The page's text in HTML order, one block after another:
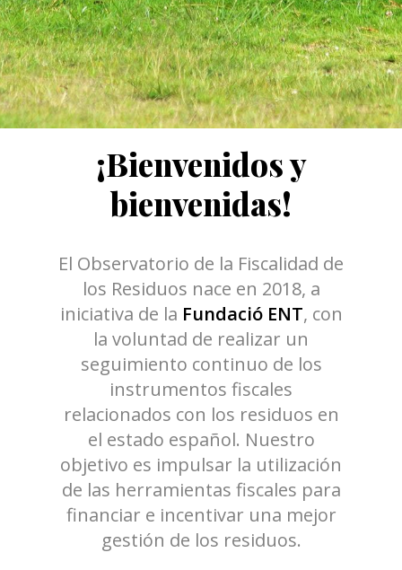
¡Bienvenidos y
bienvenidas!
El Observatorio de la Fiscalidad de
los Residuos nace en 2018, a
iniciativa de la Fundació ENT, con
la voluntad de realizar un
seguimiento continuo de los
instrumentos fiscales
relacionados con los residuos en
el estado español. Nuestro
objetivo es impulsar la utilización
de las herramientas fiscales para
financiar e incentivar una mejor
gestión de los residuos.